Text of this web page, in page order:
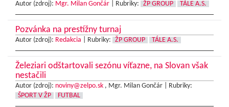
Autor (zdroj): Mgr. Milan Gončár Rubriky: ŽP GROUP TÁLE A.S.
Pozvánka na prestížny turnaj
Autor (zdroj): Redakcia Rubriky: ŽP GROUP TÁLE A.S.
Železiari odštartovali sezónu víťazne, na Slovan však
nestačili
Autor (zdroj): noviny@zelpo.sk , Mgr. Milan Gončár |
Rubriky:
ŠPORT V ŽP
FUTBAL